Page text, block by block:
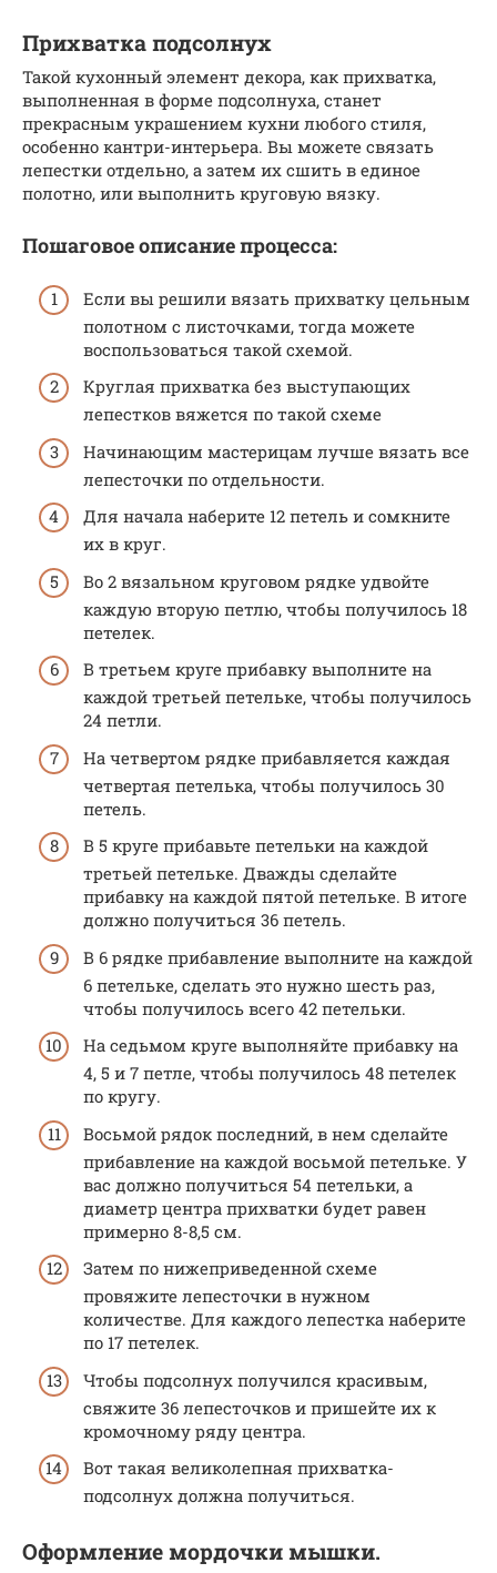
Прихватка подсолнух
Такой кухонный элемент декора, как прихватка,
выполненная в форме подсолнуха, станет
прекрасным украшением кухни любого стиля,
особенно кантри-интерьера. Вы можете связать
лепестки отдельно, а затем их сшить в единое
полотно, или выполнить круговую вязку.
Пошаговое описание процесса:
Если вы решили вязать прихватку цельным
полотном с листочками, тогда можете
воспользоваться такой схемой.
Круглая прихватка без выступающих
лепестков вяжется по такой схеме
Начинающим мастерицам лучше вязать все
лепесточки по отдельности.
Для начала наберите 12 петель и сомкните
их в круг.
Во 2 вязальном круговом рядке удвойте
каждую вторую петлю, чтобы получилось 18
петелек.
В третьем круге прибавку выполните на
каждой третьей петельке, чтобы получилось
24 петли.
На четвертом рядке прибавляется каждая
четвертая петелька, чтобы получилось 30
петель.
В 5 круге прибавьте петельки на каждой
третьей петельке. Дважды сделайте
прибавку на каждой пятой петельке. В итоге
должно получиться 36 петель.
В 6 рядке прибавление выполните на каждой
6 петельке, сделать это нужно шесть раз,
чтобы получилось всего 42 петельки.
На седьмом круге выполняйте прибавку на
4, 5 и 7 петле, чтобы получилось 48 петелек
по кругу.
Восьмой рядок последний, в нем сделайте
прибавление на каждой восьмой петельке. У
вас должно получиться 54 петельки, а
диаметр центра прихватки будет равен
примерно 8-8,5 см.
Затем по нижеприведенной схеме
провяжите лепесточки в нужном
количестве. Для каждого лепестка наберите
по 17 петелек.
Чтобы подсолнух получился красивым,
свяжите 36 лепесточков и пришейте их к
кромочному ряду центра.
Вот такая великолепная прихватка-
подсолнух должна получиться.
Оформление мордочки мышки.